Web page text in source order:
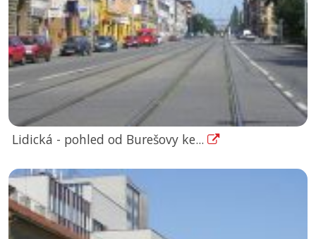
Lidická - pohled od Burešovy ke...